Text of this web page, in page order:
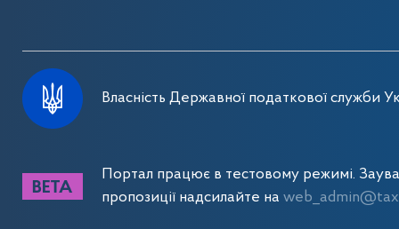
Власність Державної податкової служби
Портал працює в тестовому режимі.
пропозиції надсилайте на